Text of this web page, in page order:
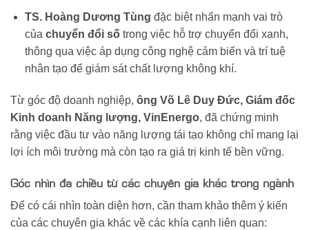
TS. Hoàng Dương Tùng đặc biệt nhấn mạnh vai trò
của chuyển đổi sốtrong việc hỗ trợ chuyển đổi xanh,
thông qua việc áp dụng công nghệ cảm biến và trí tuệ
nhân tạo để giám sát chất lượng không khí.
Từ góc độ doanh nghiệp, ông Võ Lê Duy Đức, Giám đốc
Kinh doanh Năng lượng, VinEnergo, đã chứng minh
rằng việc đầu tư vào năng lượng tái tạo không chỉ mang lại
lợi ích môi trường mà còn tạo ra giá trị kinh tế bền vững.
Góc nhìn đa chiều từ các chuyên gia khác trong ngành
Để có cái nhìn toàn diện hơn, cần tham khảo thêm ý kiến
của các chuyên gia khác về các khía cạnh liên quan: